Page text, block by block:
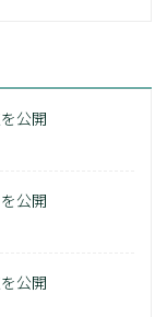
公開
公開
公開